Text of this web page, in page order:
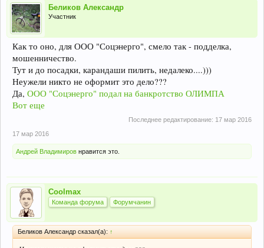
Беликов Александр
Участник
Как то оно, для ООО "Соцэнерго", смело так - подделка,
мошенничество.
Тут и до посадки, карандаши пилить, недалеко....)))
Неужели никто не оформит это дело???
Да, ООО "Соцэнерго" подал на банкротство ОЛИМПА
Вот еще
Последнее редактирование: 17 мар 2016
17 мар 2016
Андрей Владимиров нравится это.
Coolmax
Команда форума Форумчанин
Беликов Александр сказал(а): ↑